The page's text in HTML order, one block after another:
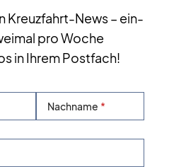
Kreuzfahrt-News – ein-
pro Woche
in Ihrem Postfach!
Nachname